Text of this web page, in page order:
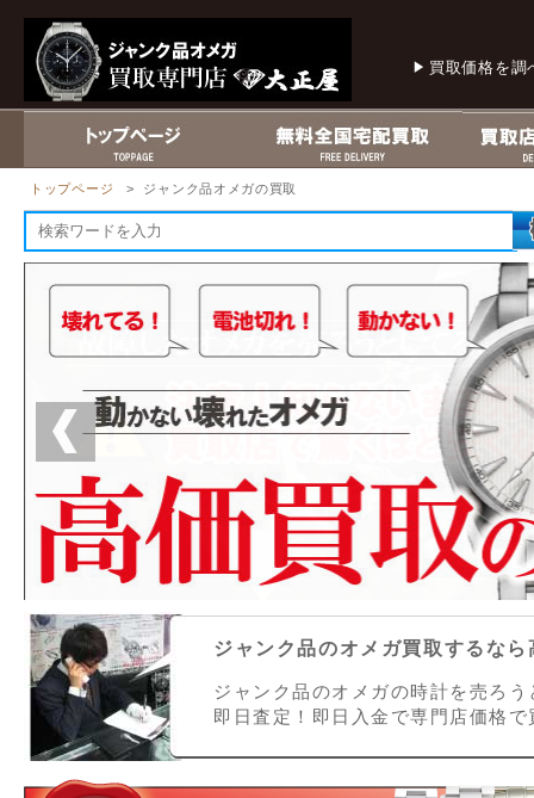
買取価格を調
トップページ > ジャンク品オメガの買取
ジャンク品のオメガ買取するな
ジャンク品のオメガの時計を売ろ
即日査定！即日入金で専門店価格